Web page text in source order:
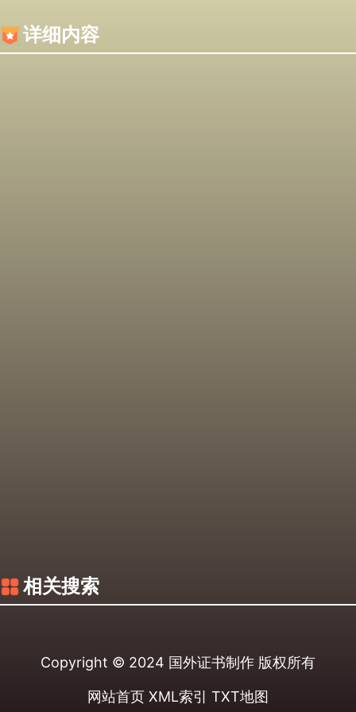
详细内容
相关搜索
Copyright © 2024 国外证书制作 版权所有
网站首页 XML索引 TXT地图